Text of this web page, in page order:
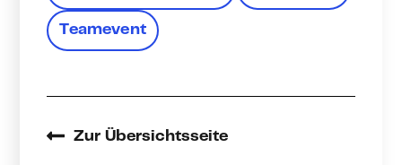
Teamevent
Zur Übersichtsseite